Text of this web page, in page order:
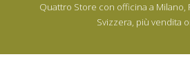
Quattro Store con officina a Milano,
Svizzera, più vendita